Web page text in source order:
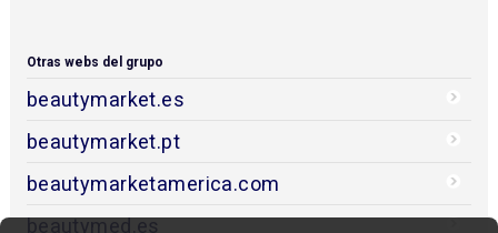
Otras webs del grupo
beautymarket.es
beautymarket.pt
beautymarketamerica.com
beautymed.es